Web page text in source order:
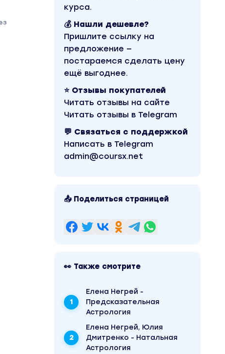
курса.
💰 Нашли дешевле?
Пришлите ссылку на
предложение —
постараемся сделать цену
ещё выгоднее.
⭐ Отзывы покупателей
Читать отзывы на сайте
Читать отзывы в Telegram
💬 Связаться с поддержкой
Написать в Telegram
admin@coursx.net
📤 Поделиться страницей
👀 Также смотрите
Елена Негрей -
Предсказательная
Астрология
Елена Негрей, Юлия
Дмитренко - Натальная
Астрология